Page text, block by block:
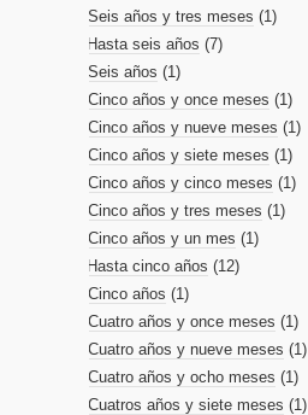
Seis años y tres meses (1)
Hasta seis años (7)
Seis años (1)
Cinco años y once meses (1)
Cinco años y nueve meses (1)
Cinco años y siete meses (1)
Cinco años y cinco meses (1)
Cinco años y tres meses (1)
Cinco años y un mes (1)
Hasta cinco años (12)
Cinco años (1)
Cuatro años y once meses (1)
Cuatro años y nueve meses (1)
Cuatro años y ocho meses (1)
Cuatros años y siete meses (1)